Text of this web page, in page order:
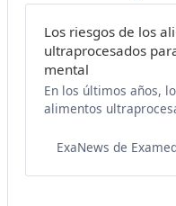
Los riesgos de los
ultraprocesados
mental
En los últimos años,
alimentos
nuestras despensas y
conveniencia y sabor
ExaNews de